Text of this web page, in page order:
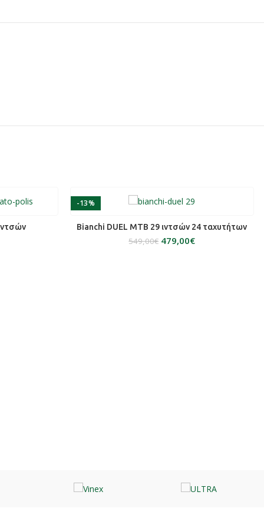
-13%
SOLD OUT
ΕΠΙΛΟΓΉ
Bianchi DUEL MTB 29 ιντσών 24 ταχυτήτων
549,00€ 479,00€